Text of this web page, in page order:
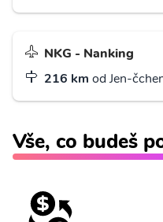
NKG - Nanking
216 km od Jen-
Vše, co budeš